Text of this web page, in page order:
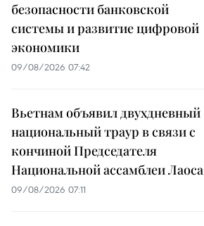
безопасности банковской
системы и развитие цифровой
экономики
09/08/2026 07:42
Вьетнам объявил двухдневный
национальный траур в связи с
кончиной Председателя
Национальной ассамблеи Лаоса
09/08/2026 07:11